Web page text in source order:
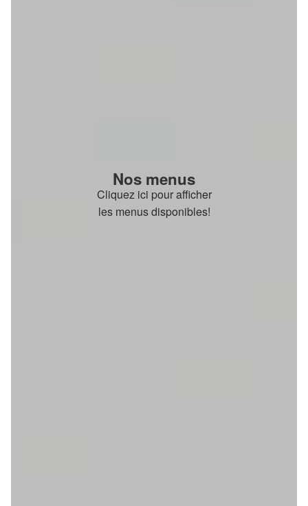
Nos menus
Cliquez ici pour afficher
les menus disponibles!